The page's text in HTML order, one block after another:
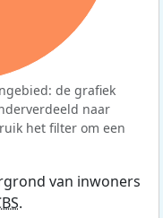
de grafiek
naar
het filter om een
van inwoners
.